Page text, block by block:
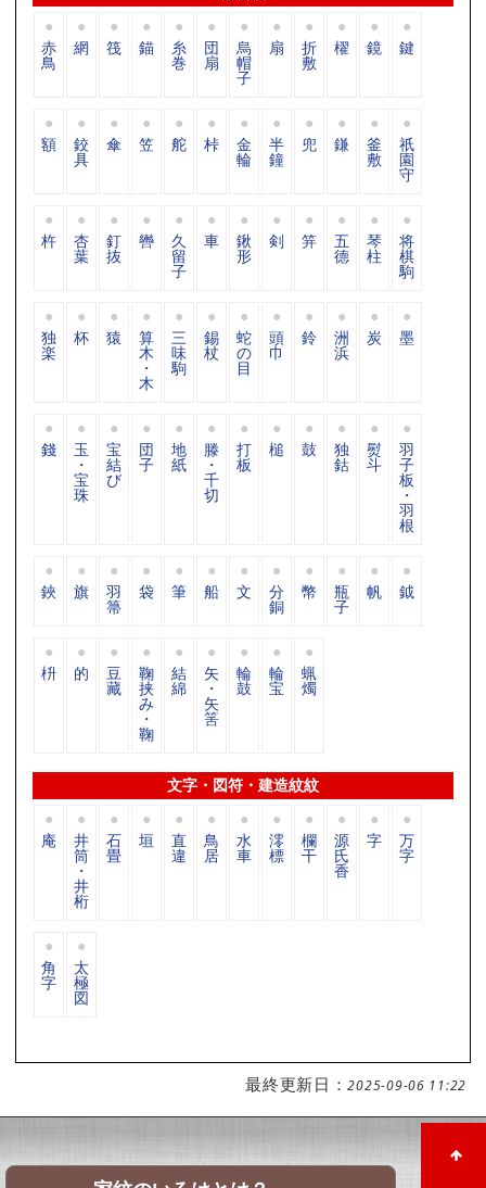
赤
鳥
網 筏 錨 糸
巻
団
扇
烏
帽
子
扇 折
敷
櫂 鏡 鍵
額 鉸
具
傘 笠 舵 桛 金
輪
半
鐘
兜 鎌 釜
敷
祇
園
守
杵 杏
葉
釘
抜
轡 久
留
子
車 鍬
形
剣 笄 五
德
琴
柱
将
棋
駒
独
楽
杯 猿 算
木
・
木
三
味
駒
錫
杖
蛇
の
目
頭
巾
鈴 洲
浜
炭 墨
錢 玉
・
宝
珠
宝
結
び
団
子
地
紙
滕
・
千
切
打
板
槌 鼓 独
鈷
熨
斗
羽
子
板
・
羽
根
鋏 旗 羽
箒
袋 筆 船 文 分
銅
幣 瓶
子
帆 鉞
枡 的 豆
藏
鞠
挟
み
・
鞠
結
綿
矢
・
矢
筈
輪
鼓
輪
宝
蝋
燭
文字・図符・建造紋紋
庵 井
筒
・
井
桁
石
畳
垣 直
違
鳥
居
水
車
澪
標
欄
干
源
氏
香
字 万
字
角
字
太
極
図
最終更新日：2025-09-06 11:22